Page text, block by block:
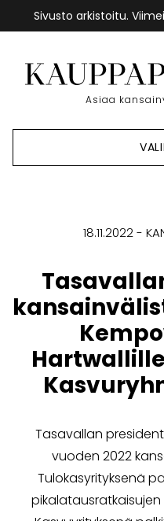
Sivusto arkistoitu.
sisältöön
Asiaa
18.11.2022
Tasavallan
vuoden 2022
Tulokasyrityksenä